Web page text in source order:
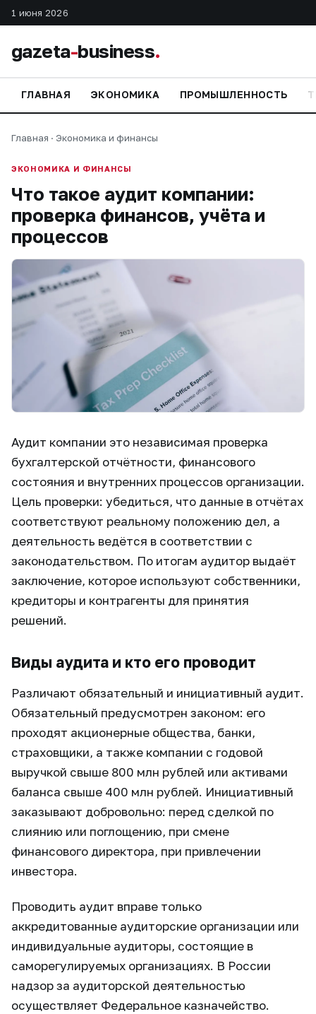
1 июня 2026
gazeta-business.
ГЛАВНАЯ ЭКОНОМИКА ПРОМЫШЛЕННОСТЬ
Главная · Экономика и финансы
ЭКОНОМИКА И ФИНАНСЫ
Что такое аудит компании:
проверка финансов, учёта и
процессов
Аудит компании это независимая проверка
бухгалтерской отчётности, финансового
состояния и внутренних процессов организации.
Цель проверки: убедиться, что данные в отчётах
соответствуют реальному положению дел, а
деятельность ведётся в соответствии с
законодательством. По итогам аудитор выдаёт
заключение, которое используют собственники,
кредиторы и контрагенты для принятия
решений.
Виды аудита и кто его проводит
Различают обязательный и инициативный аудит.
Обязательный предусмотрен законом: его
проходят акционерные общества, банки,
страховщики, а также компании с годовой
выручкой свыше 800 млн рублей или активами
баланса свыше 400 млн рублей. Инициативный
заказывают добровольно: перед сделкой по
слиянию или поглощению, при смене
финансового директора, при привлечении
инвестора.
Проводить аудит вправе только
аккредитованные аудиторские организации или
индивидуальные аудиторы, состоящие в
саморегулируемых организациях. В России
надзор за аудиторской деятельностью
осуществляет Федеральное казначейство.